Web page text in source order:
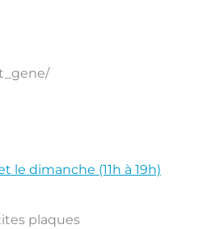
le dimanche (11h à 19h)
plaques